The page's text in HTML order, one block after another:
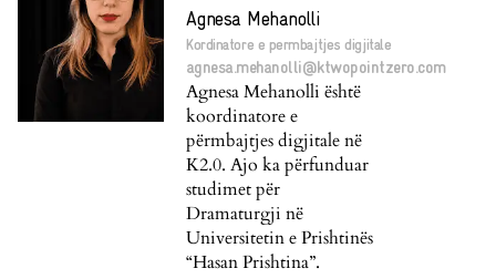
Agnesa Mehanolli
Kordinatore e permbajtjes digjitale
agnesa.mehanolli@ktwopointzero.com
Agnesa Mehanolli është
koordinatore e
përmbajtjes digjitale në
K2.0. Ajo ka përfunduar
studimet për
Dramaturgji në
Universitetin e Prishtinës
“Hasan Prishtina”.